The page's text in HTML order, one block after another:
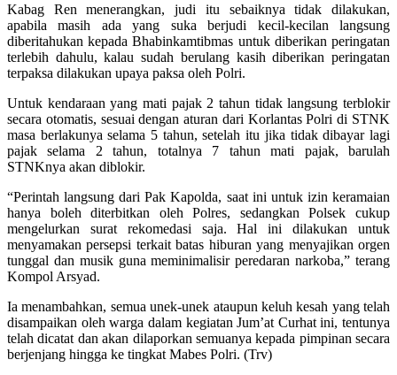
Kabag Ren menerangkan, judi itu sebaiknya tidak dilakukan,
apabila masih ada yang suka berjudi kecil-kecilan langsung
diberitahukan kepada Bhabinkamtibmas untuk diberikan peringatan
terlebih dahulu, kalau sudah berulang kasih diberikan peringatan
terpaksa dilakukan upaya paksa oleh Polri.
Untuk kendaraan yang mati pajak 2 tahun tidak langsung terblokir
secara otomatis, sesuai dengan aturan dari Korlantas Polri di STNK
masa berlakunya selama 5 tahun, setelah itu jika tidak dibayar lagi
pajak selama 2 tahun, totalnya 7 tahun mati pajak, barulah
STNKnya akan diblokir.
“Perintah langsung dari Pak Kapolda, saat ini untuk izin keramaian
hanya boleh diterbitkan oleh Polres, sedangkan Polsek cukup
mengelurkan surat rekomedasi saja. Hal ini dilakukan untuk
menyamakan persepsi terkait batas hiburan yang menyajikan orgen
tunggal dan musik guna meminimalisir peredaran narkoba,” terang
Kompol Arsyad.
Ia menambahkan, semua unek-unek ataupun keluh kesah yang telah
disampaikan oleh warga dalam kegiatan Jum’at Curhat ini, tentunya
telah dicatat dan akan dilaporkan semuanya kepada pimpinan secara
berjenjang hingga ke tingkat Mabes Polri. (Trv)